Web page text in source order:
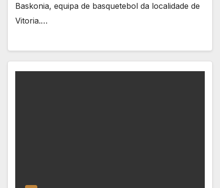
Baskonia, equipa de basquetebol da localidade de
Vitoria.…